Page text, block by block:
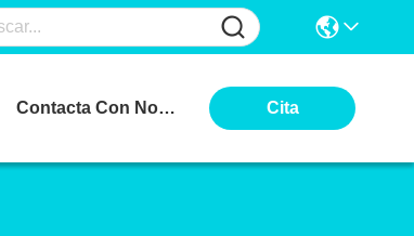
Contacta Con Nosotros Cita